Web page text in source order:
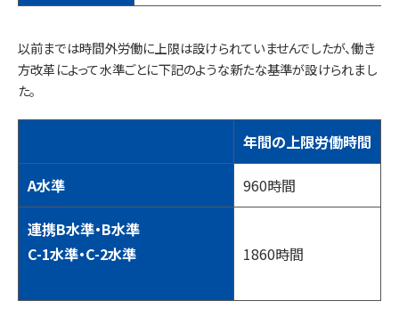
以前までは時間外労働に上限は設けられていませんでしたが、働き
方改革によって水準ごとに下記のような新たな基準が設けられまし
た。
年間の上限労働時間
A水準 960時間
連携B水準・B水準
C-1水準・C-2水準
1860時間